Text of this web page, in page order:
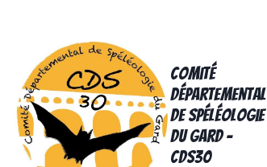
contenu
Comité
Départemental
de Spéléologie
du Gard -
CDS30